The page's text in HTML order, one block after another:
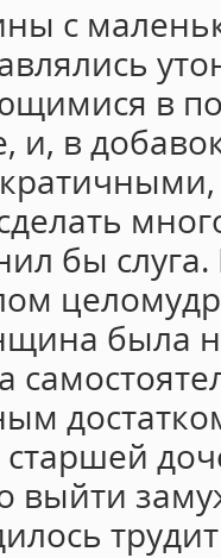
с
в
и, в
бы
была
старшей
выйти